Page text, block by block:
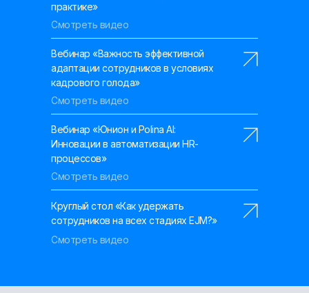
практике»
Смотреть видео
Вебинар «Важность эффективной
адаптации сотрудников в условиях
кадрового голода»
Смотреть видео
Вебинар «Юнион и Polina AI:
Инновации в автоматизации HR-
процессов»
Смотреть видео
Круглый стол «Как удержать
сотрудников на всех стадиях EJM?»
Смотреть видео